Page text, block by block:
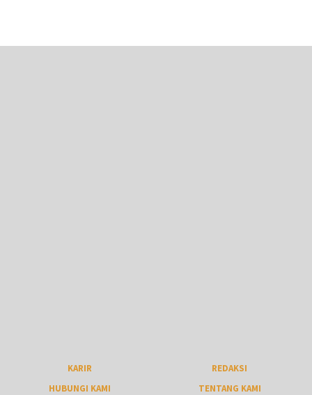
KARIR
REDAKSI
HUBUNGI KAMI
TENTANG KAMI